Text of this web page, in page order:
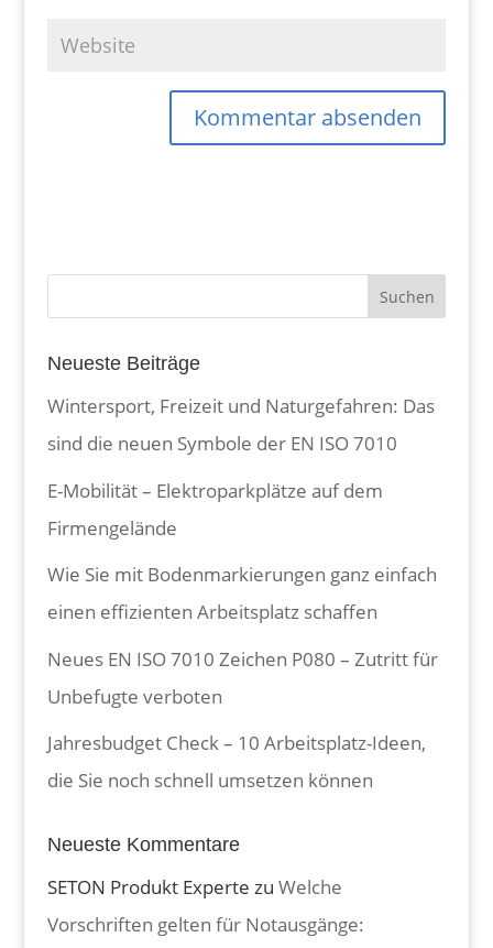
Neueste Beiträge
Wintersport, Freizeit und Naturgefahren: Das
sind die neuen Symbole der EN ISO 7010
E-Mobilität – Elektroparkplätze auf dem
Firmengelände
Wie Sie mit Bodenmarkierungen ganz einfach
einen effizienten Arbeitsplatz schaffen
Neues EN ISO 7010 Zeichen P080 – Zutritt für
Unbefugte verboten
Jahresbudget Check – 10 Arbeitsplatz-Ideen,
die Sie noch schnell umsetzen können
Neueste Kommentare
SETON Produkt Experte zu Welche
Vorschriften gelten für Notausgänge: